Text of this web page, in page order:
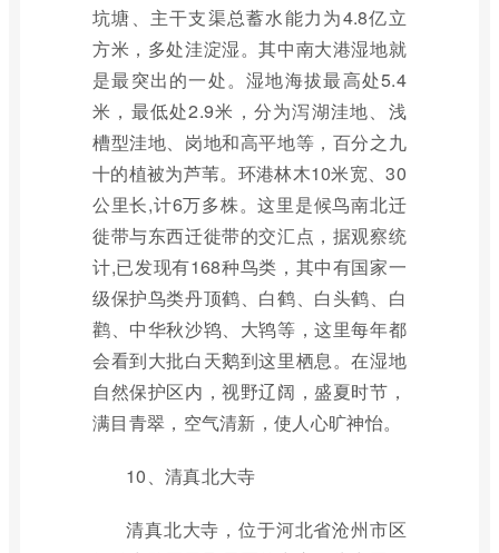
坑塘、主干支渠总蓄水能力为4.8亿立
方米，多处洼淀湿。其中南大港湿地就
是最突出的一处。湿地海拔最高处5.4
米，最低处2.9米，分为泻湖洼地、浅
槽型洼地、岗地和高平地等，百分之九
十的植被为芦苇。环港林木10米宽、30
公里长,计6万多株。这里是候鸟南北迁
徙带与东西迁徙带的交汇点，据观察统
计,已发现有168种鸟类，其中有国家一
级保护鸟类丹顶鹤、白鹤、白头鹤、白
鹳、中华秋沙鸨、大鸨等，这里每年都
会看到大批白天鹅到这里栖息。在湿地
自然保护区内，视野辽阔，盛夏时节，
满目青翠，空气清新，使人心旷神怡。
10、清真北大寺
清真北大寺，位于河北省沧州市区